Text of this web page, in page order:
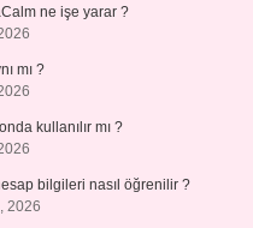
ne işe yarar ?
mı ?
kullanılır mı ?
bilgileri nasıl öğrenilir ?
2026